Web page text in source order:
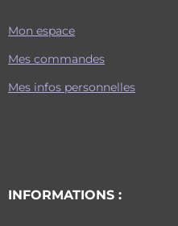
Mon espace
Mes commandes
Mes infos personnelles
INFORMATIONS :